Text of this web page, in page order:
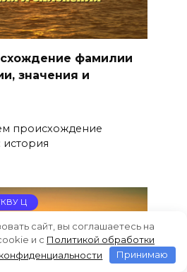
фамилии
значения и
происхождение
Ц
сайт, вы соглашаетесь на
и c Политикой обработки
Принимаю